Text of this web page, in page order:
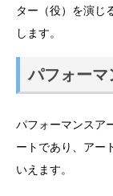
ター（役）を演じ
します。
パフォー
パフォーマンスア
ートであり、アー
いえます。